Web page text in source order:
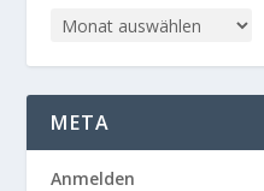
META
Anmelden